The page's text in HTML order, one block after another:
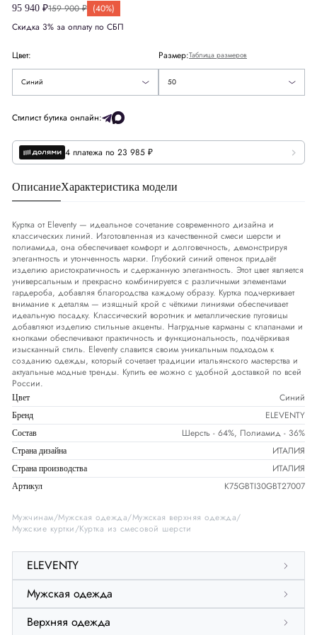
95 940 ₽159 900 ₽ (40%)
Скидка 3% за оплату по СБП
Цвет:
Синий
Размер:Таблица размеров
50
58
Стилист бутика онлайн:
4 платежа по 23 985 ₽
ОписаниеХарактеристика модели
Куртка от Eleventy — идеальное сочетание современного дизайна и
классических линий. Изготовленная из качественной смеси шерсти и
полиамида, она обеспечивает комфорт и долговечность, демонстрируя
элегантность и утонченность марки. Глубокий синий оттенок придаёт
изделию аристократичность и сдержанную элегантность. Этот цвет является
универсальным и прекрасно комбинируется с различными элементами
гардероба, добавляя благородства каждому образу. Куртка подчеркивает
внимание к деталям — изящный крой с чёткими линиями обеспечивает
идеальную посадку. Классический воротник и металлические пуговицы
добавляют изделию стильные акценты. Нагрудные карманы с клапанами и
кнопками обеспечивают практичность и функциональность, подчёркивая
изысканный стиль. Eleventy славится своим уникальным подходом к
созданию одежды, который сочетает традиции итальянского мастерства и
актуальные модные тренды. Купить ее можно с удобной доставкой по всей
России.
Цвет Синий
Бренд ELEVENTY
Состав Шерсть - 64%, Полиамид - 36%
Страна дизайна ИТАЛИЯ
Страна производства ИТАЛИЯ
Артикул K75GBTI30GBT27007
Мужчинам Мужская одежда Мужская верхняя одежда
Мужские куртки Куртка из смесовой шерсти
ELEVENTY
Мужская одежда
Верхняя одежда
США US
Европа
ДенимDNM 34-35
Обхват грудиСМ 98-101
Обхват талииСМ